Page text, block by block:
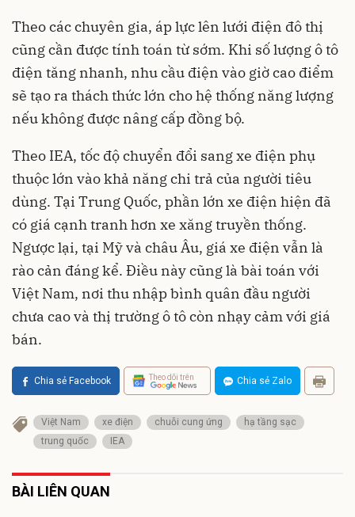
Theo các chuyên gia, áp lực lên lưới điện đô thị
cũng cần được tính toán từ sớm. Khi số lượng ô tô
điện tăng nhanh, nhu cầu điện vào giờ cao điểm
sẽ tạo ra thách thức lớn cho hệ thống năng lượng
nếu không được nâng cấp đồng bộ.
Theo IEA, tốc độ chuyển đổi sang xe điện phụ
thuộc lớn vào khả năng chi trả của người tiêu
dùng. Tại Trung Quốc, phần lớn xe điện hiện đã
có giá cạnh tranh hơn xe xăng truyền thống.
Ngược lại, tại Mỹ và châu Âu, giá xe điện vẫn là
rào cản đáng kể. Điều này cũng là bài toán với
Việt Nam, nơi thu nhập bình quân đầu người
chưa cao và thị trường ô tô còn nhạy cảm với giá
bán.
Chia sẻ Facebook Theo dõi trên Chia sẻ Zalo
Việt Nam xe điện chuỗi cung ứng
hạ tầng sạc
trung quốc
IEA
BÀI LIÊN QUAN